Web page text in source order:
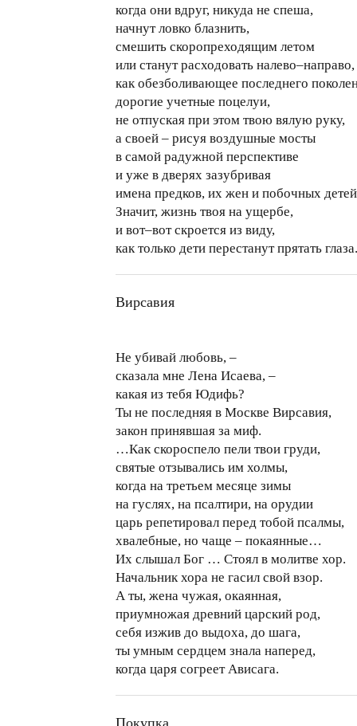
когда они вдруг, никуда не спеша,
начнут ловко блазнить,
смешить скоропреходящим летом
или станут расходовать налево–направо,
как обезболивающее последнего
дорогие учетные поцелуи,
не отпуская при этом твою вялую руку,
а своей – рисуя воздушные мосты
в самой радужной перспективе
и уже в дверях зазубривая
имена предков, их жен и побочных
Значит, жизнь твоя на ущербе,
и вот–вот скроется из виду,
как только дети перестанут прятать глаза.
Вирсавия
Не убивай любовь, –
сказала мне Лена Исаева, –
какая из тебя Юдифь?
Ты не последняя в Москве Вирсавия,
закон принявшая за миф.
…Как скороспело пели твои груди,
святые отзывались им холмы,
когда на третьем месяце зимы
на гуслях, на псалтири, на орудии
царь репетировал перед тобой псалмы,
хвалебные, но чаще – покаянные…
Их слышал Бог … Стоял в молитве хор.
Начальник хора не гасил свой взор.
А ты, жена чужая, окаянная,
приумножая древний царский род,
себя изжив до выдоха, до шага,
ты умным сердцем знала наперед,
когда царя согреет Ависага.
Покупка